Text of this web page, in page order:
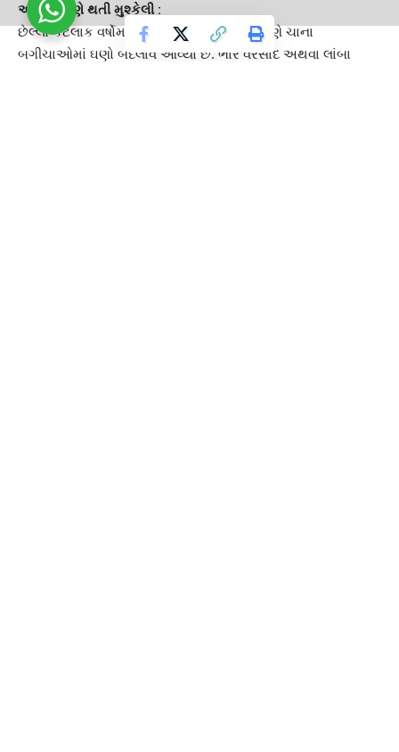
આના કારણે થતી મુશ્કેલી :
છેલ્લા કેટલાક વર્ષોમાં, આબોહવા પરિવર્તનને કારણે ચાના
બગીચાઓમાં ઘણો બદલાવ આવ્યો છે. ભારે વરસાદ અથવા લાંબા